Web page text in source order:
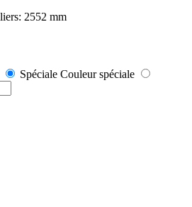
2552 mm
Spéciale Couleur spéciale